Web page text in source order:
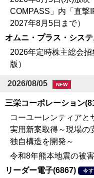
COMPASS」内「直撃
2027年8月5日まで）
オムニ・プラス・シス
2026年定時株主総会
版）
2026/08/05 NEW
三栄コーポレーション
コーユーレンティアと
実用新案取得～現場の
独自構造を開発～
令和8年熊本地震の被
リーダー電子(6867)
今